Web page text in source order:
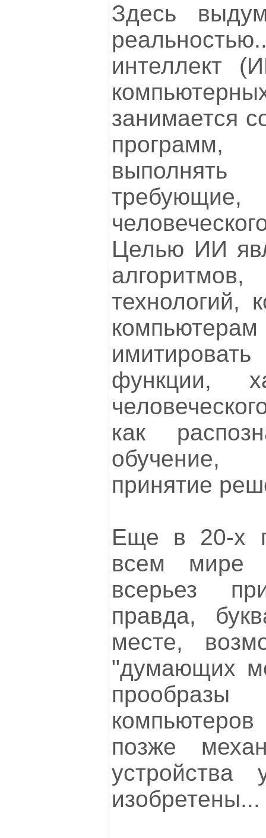
Здесь
интеллект
занимается
выполнять
требующие,
Целью ИИ
технологий,
функции,
как
обучение,
принятие
Еще в 20-х
всем мире
всерьез
правда,
месте,
"думающих
позже
изобретены...